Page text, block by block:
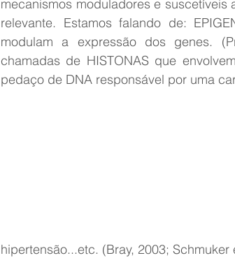
mecanismos moduladores e
relevante. Estamos falando de:
modulam a expressão dos genes.
chamadas de HISTONAS que
pedaço de DNA responsável por uma
hipertensão...etc. (Bray, 2003; Schmuker